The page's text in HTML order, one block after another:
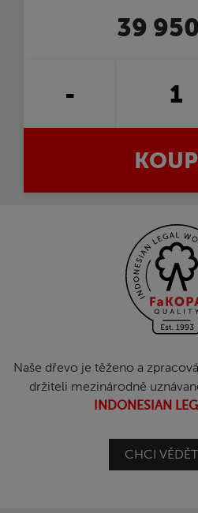
39
-
Naše dřevo je těženo a
držiteli mezinárodně
INDONESIAN
CHCI